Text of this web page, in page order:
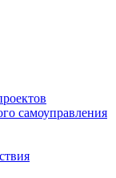
самоуправления